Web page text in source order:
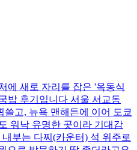
에 새로 자리를 잡은 '옥동식
밥 후기입니다 서울 서교동
고, 뉴욕 맨해튼에 이어 도쿄
워낙 유명한 곳이라 기대감
부는 다찌(카운터) 석 위주로